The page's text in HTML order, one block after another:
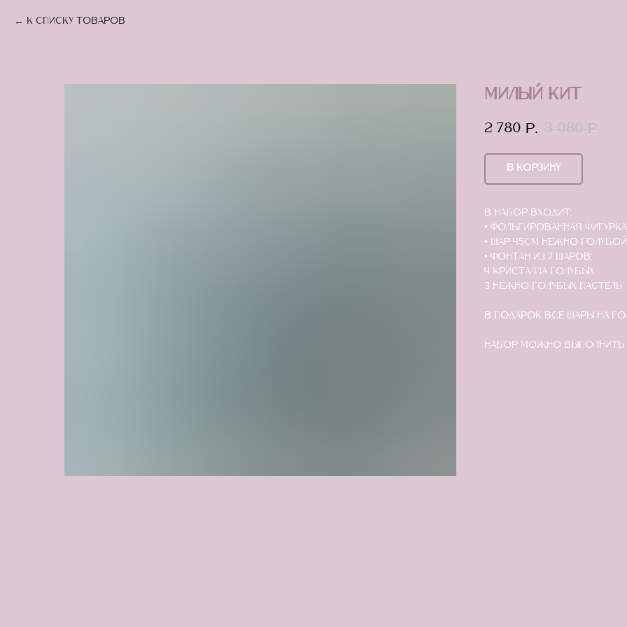
К списку товаров
Милый кит
2 780 р. 3 080 р.
В КОРЗИНУ
В набор входит:
• Фольгированная
• Шар 45см нежно
• Фонтан из 7 шаров:
4 кристалла голубых
3 нежно голубых пастель
В ПОДАРОК ВСЕ ШАРЫ НА
Набор можно выполнить